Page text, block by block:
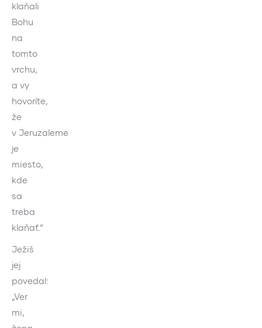
klaňali
Bohu
na
tomto
vrchu,
a vy
hovoríte,
že
v Jeruzaleme
je
miesto,
kde
sa
treba
klaňať.“
Ježiš
jej
povedal:
„Ver
mi,